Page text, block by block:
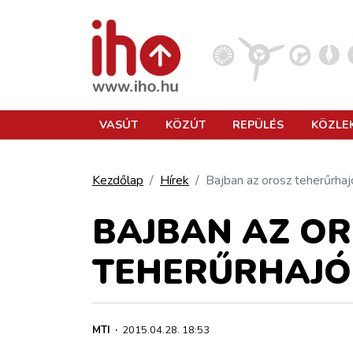
KÖZLEKEDÉSFEJLESZTÉS
ELLÁTÁSI LÁNC
VASÚT KÖZÚT REPÜLÉS
Kezdőlap Hírek Bajban az orosz
BAJBAN AZ
TEHERŰRHAJÓ
MTI · 2015.04.28. 18:53